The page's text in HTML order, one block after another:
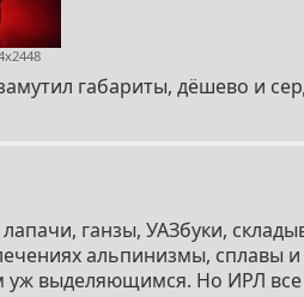
габариты, дёшево и
ганзы, УАЗбуки,
альпинизмы,
уж выделяющимся. Но ИРЛ